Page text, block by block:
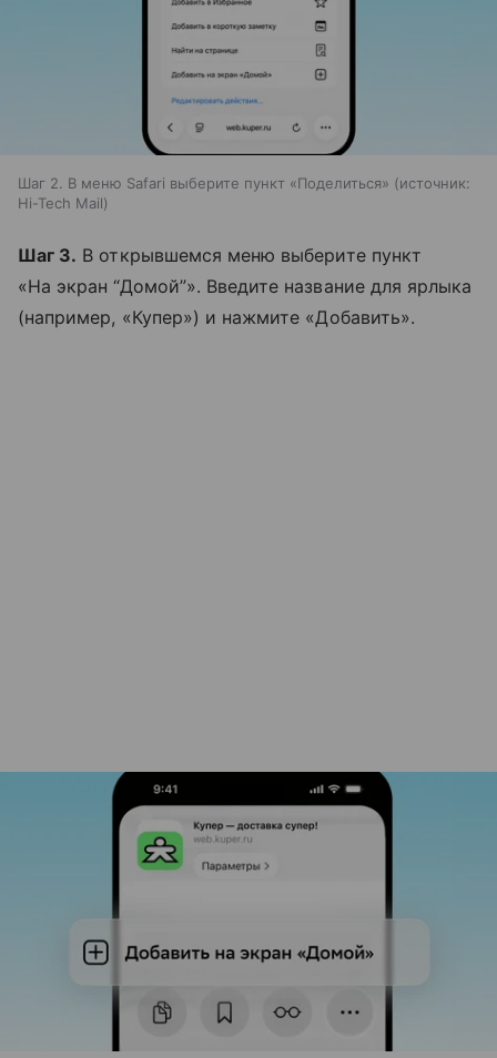
Шаг 2. В меню Safari выберите пункт «Поделиться»
источник:
Hi-Tech Mail
Шаг 3. В открывшемся меню выберите пункт
«На экран “Домой”». Введите название для ярлыка
(например, «Купер») и нажмите «Добавить».